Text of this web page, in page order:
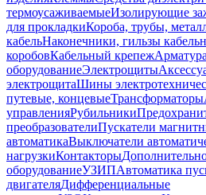
термоусаживаемыеИзолирующие
для прокладкиКороба, трубы,
кабельНаконечники, гильзы
коробовКабельный крепеж
оборудованиеЭлектрощиты
электрощитаШины
путевые, концевыеТрансформаторы
управленияРубильники
преобразователиПускатели
автоматикаВыключатели
нагрузкиКонтакторы
оборудованиеУЗИПАвтоматика
двигателяДифференциальные